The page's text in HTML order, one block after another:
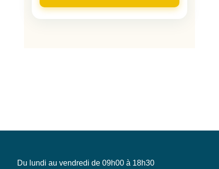
Du lundi au vendredi de 09h00 à 18h30